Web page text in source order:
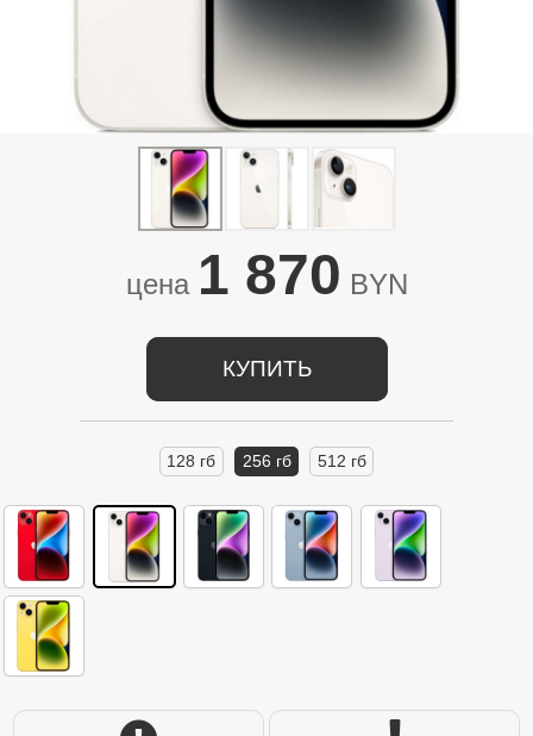
цена 1 870 BYN
КУПИТЬ
128 гб 256 гб 512 гб